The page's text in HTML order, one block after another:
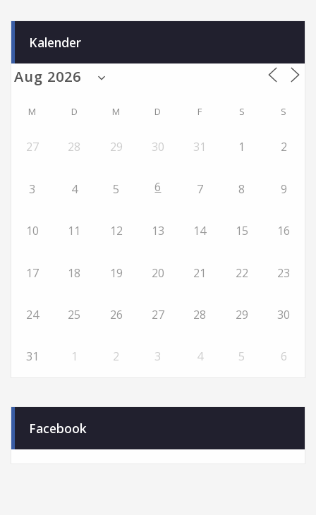
Kalender
M D M D F S S
27 28 29 30 31 1 2
3 4 5 6 7 8 9
10 11 12 13 14 15 16
17 18 19 20 21 22 23
24 25 26 27 28 29 30
31 1 2 3 4 5 6
Facebook